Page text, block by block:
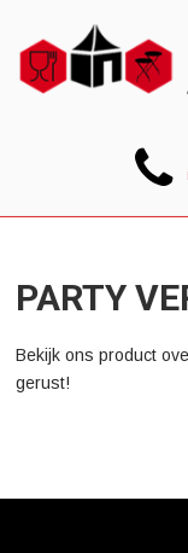
PARTY
Bekijk ons product
gerust!